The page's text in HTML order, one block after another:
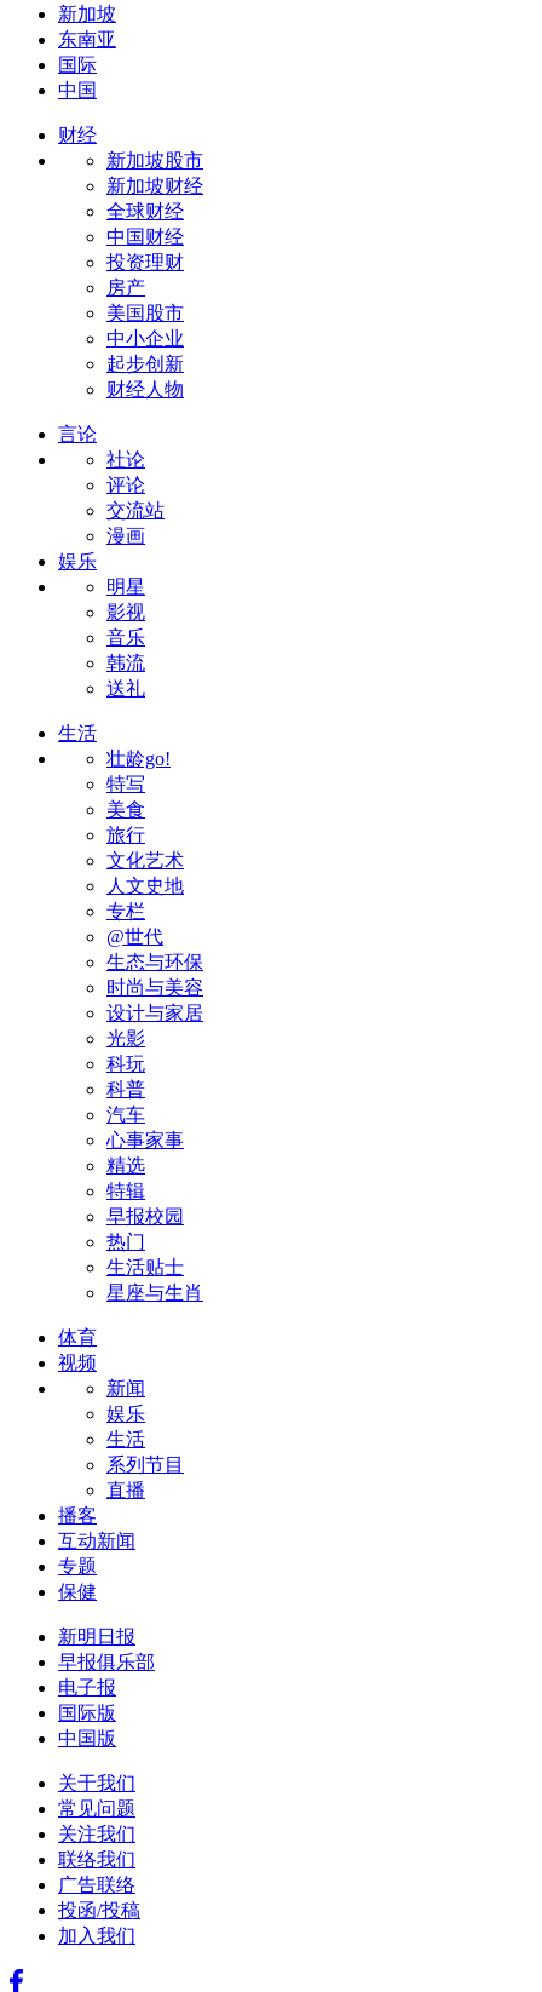
新加坡
东南亚
国际
中国
财经
新加坡股市
新加坡财经
全球财经
中国财经
投资理财
房产
美国股市
中小企业
起步创新
财经人物
言论
社论
评论
交流站
漫画
娱乐
明星
影视
音乐
韩流
送礼
生活
壮龄go!
特写
美食
旅行
文化艺术
人文史地
专栏
@世代
生态与环保
时尚与美容
设计与家居
光影
科玩
科普
汽车
心事家事
精选
特辑
早报校园
热门
生活贴士
星座与生肖
体育
视频
新闻
娱乐
生活
系列节目
直播
播客
互动新闻
专题
保健
新明日报
早报俱乐部
电子报
国际版
中国版
关于我们
常见问题
关注我们
联络我们
广告联络
投函/投稿
加入我们